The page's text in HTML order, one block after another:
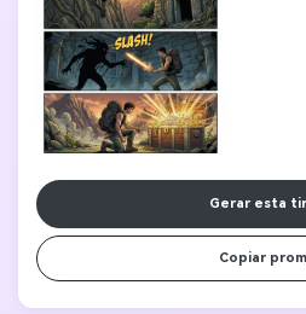
Gerar esta
Copiar